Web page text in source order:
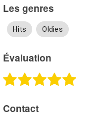
Les genres
Hits Oldies
Évaluation
Contact